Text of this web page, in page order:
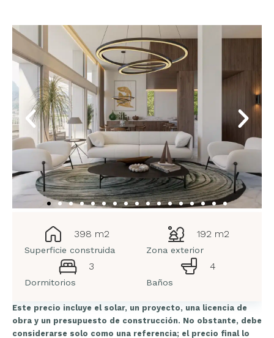
398 m2
Superficie construida
192 m2
Zona exterior
3
Dormitorios
4
Baños
Este precio incluye el solar, un proyecto, una licencia de
obra y un presupuesto de construcción. No obstante, debe
considerarse solo como una referencia; el precio final lo